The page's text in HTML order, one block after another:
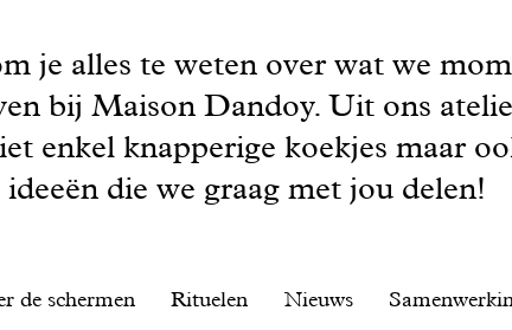
je alles te weten over wat we
bij Maison Dandoy. Uit ons
enkel knapperige koekjes maar
ideeën die we graag met jou delen!
de schermen Rituelen Nieuws